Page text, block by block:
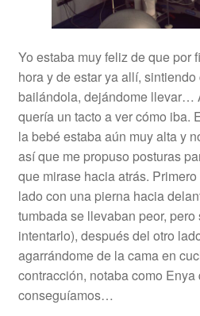
Yo estaba muy feliz de que por
hora y de estar ya allí,
bailándola, dejándome llevar…
quería un tacto a ver cómo iba.
la bebé estaba aún muy alta y
así que me propuso posturas
que mirase hacia atrás.
lado con una pierna hacia
tumbada se llevaban peor,
intentarlo), después del otro
agarrándome de la cama en
contracción, notaba como
conseguíamos…